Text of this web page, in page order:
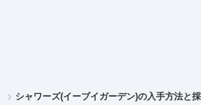
シャワーズ(イーブイガーデン)の入手方法と